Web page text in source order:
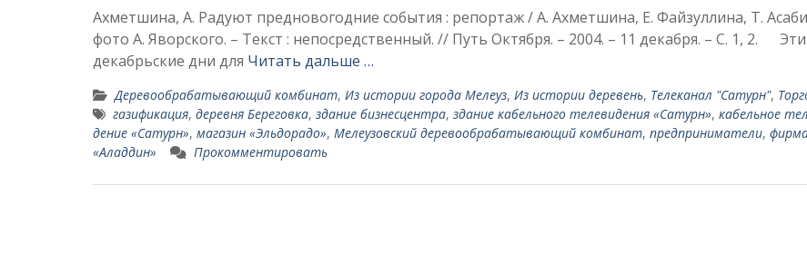
Ахметшина, А. Радуют предновогодние события : репортаж / А. Ахметшина, Е. Файзуллина, Т.
фото А. Яворского. – Текст : непосредственный. // Путь Октября. – 2004. – 11 декабря. – С. 1, 2. Эти
декабрьские дни для Читать дальше …
Деревообрабатывающий комбинат, Из истории города Мелеуз, Из истории деревень, Телеканал "Сатурн",
газификация, деревня Береговка, здание бизнес­центра, здание кабельного телеви­дения «Сатурн», кабельное
дение «Сатурн», магазин «Эльдорадо», Мелеузовский деревообрабатывающий комбинат, предприниматели,
«Аладдин»
Прокомментировать